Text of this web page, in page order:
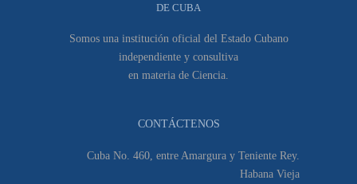
DE CUBA
Somos una institución oficial del Estado Cubano
independiente y consultiva
en materia de Ciencia.
CONTÁCTENOS
Cuba No. 460, entre Amargura y Teniente Rey.
Habana Vieja